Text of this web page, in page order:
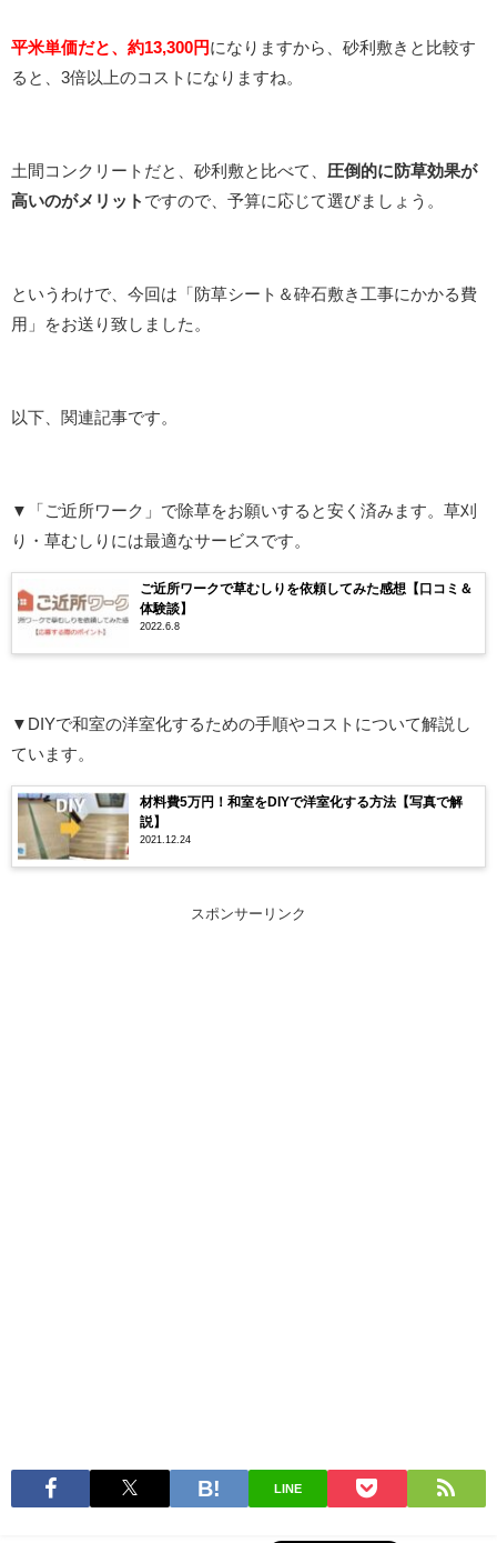
平米単価だと、約13,300円 になりますから、砂利敷きと比較す
ると、3倍以上のコストになりますね。
土間コンクリートだと、砂利敷と比べて、
圧倒的に防草効果が
高いのがメリット ですので、予算に応じて選びましょう。
というわけで、今回は「防草シート＆砕石敷き工事にかかる費
用」をお送り致しました。
以下、関連記事です。
▼「ご近所ワーク」で除草をお願いすると安く済みます。草刈
り・草むしりには最適なサービスです。
ご近所ワークで草むしりを依頼してみた感想【口コミ＆
体験談】
2022.6.8
▼DIYで和室の洋室化するための手順やコストについて解説し
ています。
材料費5万円！和室をDIYで洋室化する方法【写真で解
説】
2021.12.24
スポンサーリンク
LINE